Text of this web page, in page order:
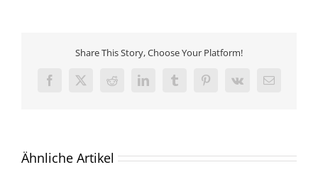
Share This Story, Choose Your Platform!
Facebook
X RedditLinkedInTumblrPinterest
Vk
E-
Ähnliche Artikel